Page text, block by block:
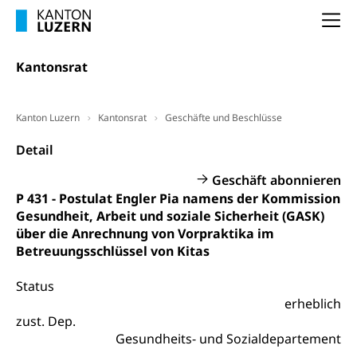
Kantonsrat
Kanton Luzern Kantonsrat Geschäfte und Beschlüsse
Detail
Geschäft abonnieren
P 431 - Postulat Engler Pia namens der Kommission
Gesundheit, Arbeit und soziale Sicherheit (GASK)
über die Anrechnung von Vorpraktika im
Betreuungsschlüssel von Kitas
Status
erheblich
zust. Dep.
Gesundheits- und Sozialdepartement
Dienststelle Steuern - Wissenswertes
AHV-Altersrente (WAS Luzern)
LUPK - Luzerner Pensionskasse
Bildung und Forschung
Wissenschaft, Forschung, Entwicklung, Projekte
Pilotprojekte Klima
Innovative Projekte Landwirtschaft und
Wald
Projektförderung Universität Luzern unilu
Erwachsenenbildung und Weiterbildung
Umschulung, zweiter Bildungsweg,
Nachdiplomstudium, Zusatzlehre, Höhere
Berufsbildung, Berufsmatura nach Lehre,
Neuorientierung, Grundkompetenzen,
Studienberatung, Beratung und Unterstützung,
Erwachsenenmatura
Berufliche Grundbildung